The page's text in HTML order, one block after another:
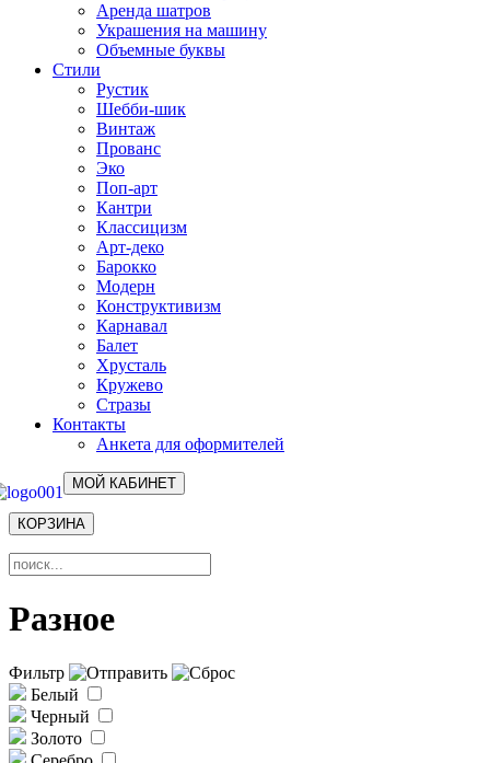
Аренда шатров
Украшения на машину
Объемные буквы
Cтили
Рустик
Шебби-шик
Винтаж
Прованс
Эко
Поп-арт
Кантри
Классицизм
Арт-деко
Барокко
Модерн
Конструктивизм
Карнавал
Балет
Хрусталь
Кружево
Стразы
Контакты
Анкета для оформителей
МОЙ КАБИНЕТ
КОРЗИНА
Разное
Фильтр
Белый
Черный
Золото